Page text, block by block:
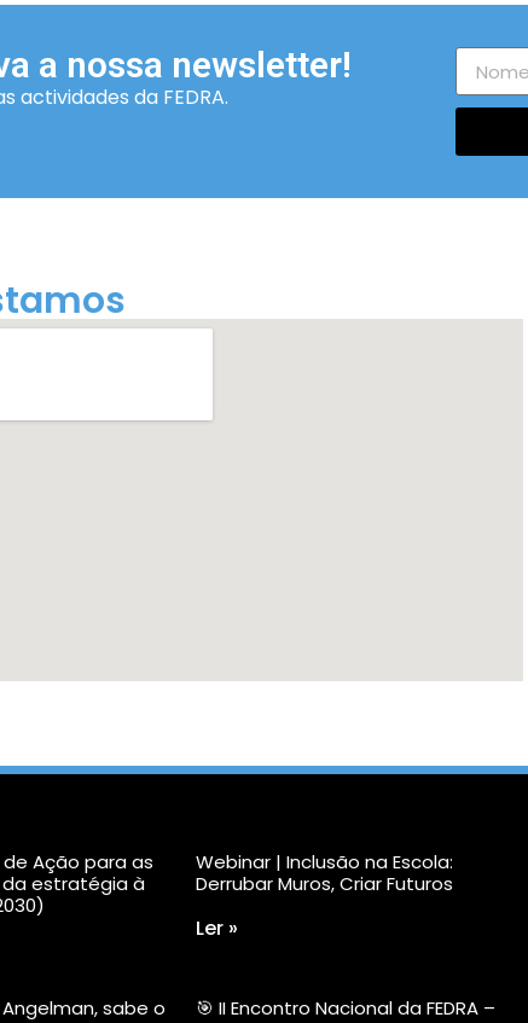
a nossa newsletter!
actividades da FEDRA.
Ação para as
da estratégia à
Webinar | Inclusão na Escola:
Derrubar Muros, Criar Futuros
Ler »
sabe o
🎯 II Encontro Nacional da FEDRA –